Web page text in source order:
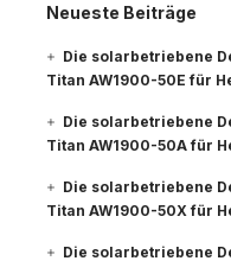
Neueste Beiträge
Die solarbetriebene
Titan AW1900-50E für
Die solarbetriebene
Titan AW1900-50A für
Die solarbetriebene
Titan AW1900-50X für
Die solarbetriebene